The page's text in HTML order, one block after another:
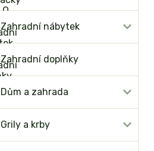
Zahradní nábytek
Zahradní doplňky
Dům a zahrada
Grily a krby